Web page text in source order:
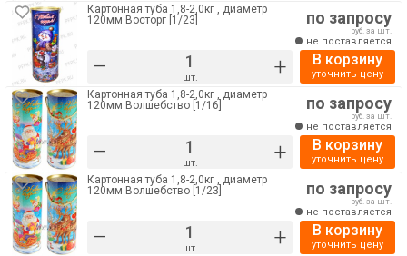
Картонная туба 1,8-2,0кг , диаметр
120мм Восторг [1/23]
– шт. +
по запросу
руб. за шт.
не поставляется
В корзину
уточнить цену
Картонная туба 1,8-2,0кг , диаметр
120мм Волшебство [1/16]
– шт. +
по запросу
руб. за шт.
не поставляется
В корзину
уточнить цену
Картонная туба 1,8-2,0кг , диаметр
120мм Волшебство [1/23]
– шт. +
по запросу
руб. за шт.
не поставляется
В корзину
уточнить цену